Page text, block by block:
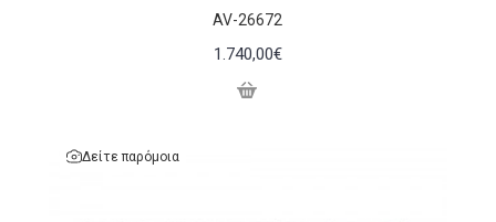
AV-26672
1.740,00€
Δείτε παρόμοια